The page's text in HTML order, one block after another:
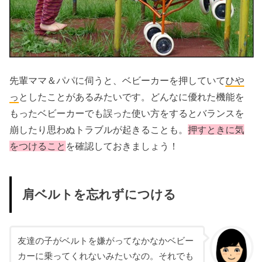
先輩ママ＆パパに伺うと、ベビーカーを押していてひや
っ としたことがあるみたいです。どんなに優れた機能を
もったベビーカーでも誤った使い方をするとバランスを
崩したり思わぬトラブルが起きることも。押すときに気
をつけること を確認しておきましょう！
肩ベルトを忘れずにつける
友達の子がベルトを嫌がってなかなかベビー
カーに乗ってくれないみたいなの。それでも